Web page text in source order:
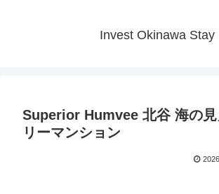
Invest Okinawa Stay
Superior Humvee 北谷 海の見
リーマンション